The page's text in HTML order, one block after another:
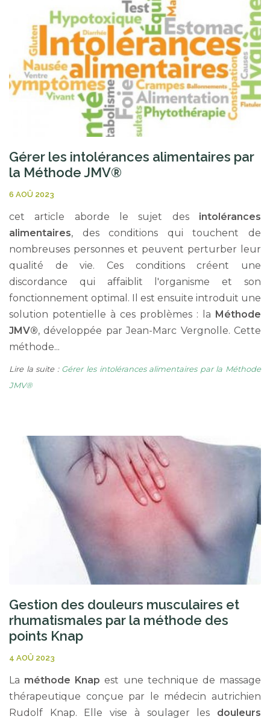
Gérer les intolérances alimentaires par
la Méthode JMV®
6 AOÛ 2023
cet article aborde le sujet desintolérances
alimentaires, des conditions qui touchent de
nombreuses personnes et peuvent perturber leur
qualité de vie. Ces conditions créent une
discordance qui affaiblit l'organisme et son
fonctionnement optimal. Il est ensuite introduit une
solution potentielle à ces problèmes : la Méthode
JMV®, développée par Jean-Marc Vergnolle. Cette
méthode...
Lire la suite : Gérer les intolérances alimentaires par la Méthode
JMV®
Gestion des douleurs musculaires et
rhumatismales par la méthode des
points Knap
4 AOÛ 2023
La méthode Knap est une technique de massage
thérapeutique conçue par le médecin autrichien
Rudolf Knap. Elle vise à soulager les douleurs